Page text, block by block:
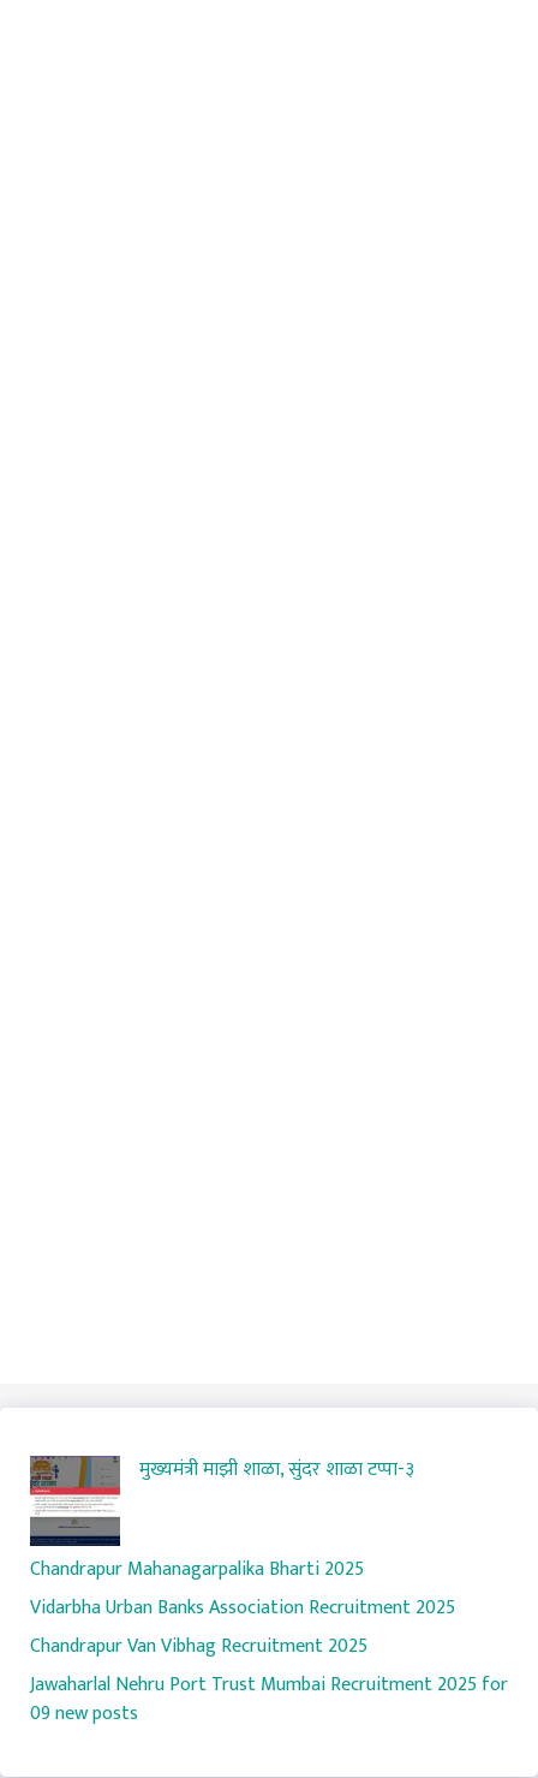
मुख्यमंत्री माझी शाळा, सुंदर शाळा टप्पा-३
Chandrapur Mahanagarpalika Bharti 2025
Vidarbha Urban Banks Association Recruitment 2025
Chandrapur Van Vibhag Recruitment 2025
Jawaharlal Nehru Port Trust Mumbai Recruitment 2025 for
09 new posts